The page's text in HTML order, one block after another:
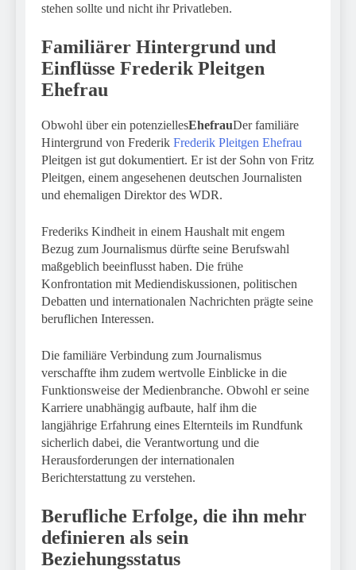
stehen sollte und nicht ihr Privatleben.
Familiärer Hintergrund und
Einflüsse Frederik Pleitgen
Ehefrau
Obwohl über ein potenziellesEhefrauDer familiäre
Hintergrund von Frederik Frederik Pleitgen Ehefrau
Pleitgen ist gut dokumentiert. Er ist der Sohn von Fritz
Pleitgen, einem angesehenen deutschen Journalisten
und ehemaligen Direktor des WDR.
Frederiks Kindheit in einem Haushalt mit engem
Bezug zum Journalismus dürfte seine Berufswahl
maßgeblich beeinflusst haben. Die frühe
Konfrontation mit Mediendiskussionen, politischen
Debatten und internationalen Nachrichten prägte seine
beruflichen Interessen.
Die familiäre Verbindung zum Journalismus
verschaffte ihm zudem wertvolle Einblicke in die
Funktionsweise der Medienbranche. Obwohl er seine
Karriere unabhängig aufbaute, half ihm die
langjährige Erfahrung eines Elternteils im Rundfunk
sicherlich dabei, die Verantwortung und die
Herausforderungen der internationalen
Berichterstattung zu verstehen.
Berufliche Erfolge, die ihn mehr
definieren als sein
Beziehungsstatus